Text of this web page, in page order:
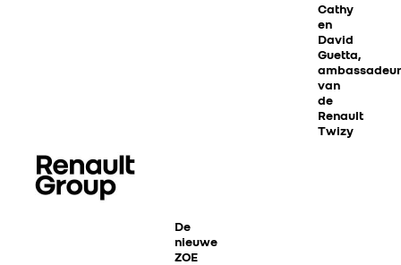
Cathy
en
David
Guetta,
van
de
Renault
Twizy
De
nieuwe
ZOE